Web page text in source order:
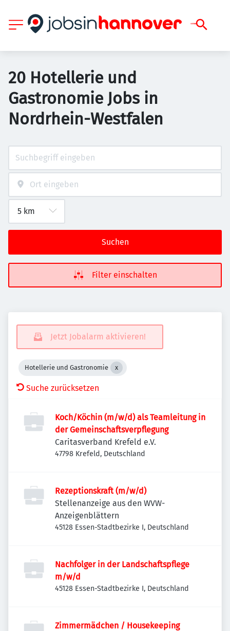
20 Hotellerie und
Gastronomie Jobs in
Nordrhein-Westfalen
Suchen
Filter einschalten
Jetzt Jobalarm aktivieren!
Hotellerie und Gastronomie
Suche zurücksetzen
Koch/Köchin (m/w/d) als Teamleitung in
der Gemeinschaftsverpflegung
Caritasverband Krefeld e.V.
47798 Krefeld, Deutschland
Rezeptionskraft (m/w/d)
Stellenanzeige aus den WVW-
Anzeigenblättern
45128 Essen-Stadtbezirke I, Deutschland
Nachfolger in der Landschaftspflege
m/w/d
45128 Essen-Stadtbezirke I, Deutschland
Zimmermädchen / Housekeeping